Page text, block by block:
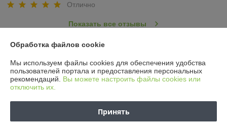
Отлично
Показать все отзывы
Контакты
Обработка файлов cookie
Мы используем файлы cookies для обеспечения удобства
пользователей портала и предоставления персональных
рекомендаций. Вы можете настроить файлы cookies или
отключить их.
Принять